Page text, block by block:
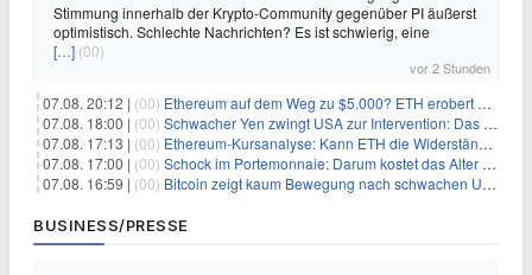
Stimmung innerhalb der Krypto-Community gegenüber PI äußerst
optimistisch. Schlechte Nachrichten? Es ist schwierig, eine
[…] (00)
vor 2 Stunden
07.08. 20:12 | (00) Ethereum auf dem Weg zu $5.000? ETH erobert wichtige Marke zurück, während Institutionen weiter akkumulieren
07.08. 18:00 | (00) Schwacher Yen zwingt USA zur Intervention: Das größte Risiko seit 15 Jahren
07.08. 17:13 | (00) Ethereum-Kursanalyse: Kann ETH die Widerstände der gleitenden Durchschnitte überwinden?
07.08. 17:00 | (00) Schock im Portemonnaie: Darum kostet das Alter deutlich mehr als Sie denken
07.08. 16:59 | (00) Bitcoin zeigt kaum Bewegung nach schwachen US-Arbeitsmarktdaten, Fed-Zinserhöhungschancen sinken auf 44%
BUSINESS/PRESSE